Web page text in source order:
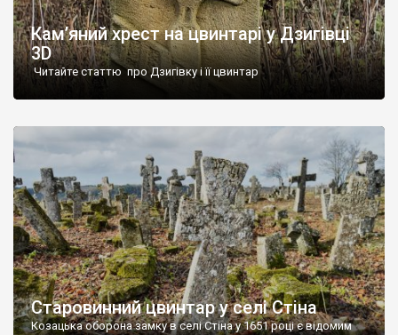
Кам’яний хрест на цвинтарі у Дзигівці
3D
Читайте статтю про Дзигівку і її цвинтар
Старовинний цвинтар у селі Стіна
Козацька оборона замку в селі Стіна у 1651 році є відомим